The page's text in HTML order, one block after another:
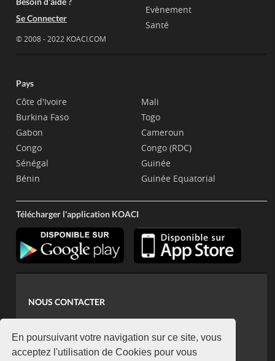
En poursuivant votre navigation sur ce site, vous
acceptez l'utilisation de Cookies pour vous
Se Connecter
© 2008 - 2022 KOACI.COM
Evènement
Santé
Pays
Côte d'Ivoire
Burkina Faso
Gabon
Congo
Sénégal
Bénin
Mali
Togo
Cameroun
Congo (RDC)
Guinée
Guinée Equatorial
Télécharger l'application KOACI
NOUS CONTACTER
koaci@yahoo.fr
+225 07 08 85 52 93